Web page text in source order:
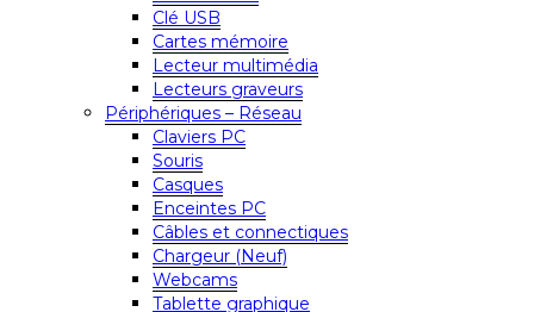
Clé USB
Cartes mémoire
Lecteur multimédia
Lecteurs graveurs
Périphériques – Réseau
Claviers PC
Souris
Casques
Enceintes PC
Câbles et connectiques
Chargeur (Neuf)
Webcams
Tablette graphique